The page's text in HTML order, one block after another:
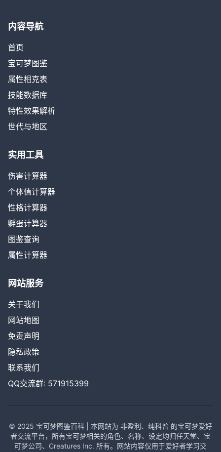
内容导航
首页
宝可梦图鉴
属性相克表
技能数据库
特性效果解析
世代与地区
实用工具
伤害计算器
个体值计算器
性格计算器
孵蛋计算器
图鉴查询
属性计算器
网站服务
关于我们
网站地图
免责声明
隐私政策
联系我们
QQ交流群: 571915399
© 2025 宝可梦图鉴百科 | 本网站为 非盈利、纯科普 的宝可梦爱好
者交流平台，所有宝可梦相关的角色、名称、设定均归任天堂、宝
可梦公司、Creatures Inc. 所有。网站内容仅用于爱好者学习交